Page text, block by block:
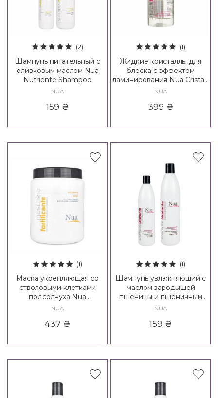
(2)
Шампунь питательный с
оливковым маслом Nua
Nutriente Shampoo
NUA
159 ₴
(1)
Жидкие кристаллы для
блеска с эффектом
ламинирования Nua Cristalli
Liquidi
NUA
399 ₴
(1)
Маска укрепляющая со
стволовыми клетками
подсолнуха Nua
Fortificante Maschera
NUA
437 ₴
(1)
Шампунь увлажняющий с
маслом зародышей
пшеницы и пшеничным
протеином Nua Idratante
NUA
159 ₴